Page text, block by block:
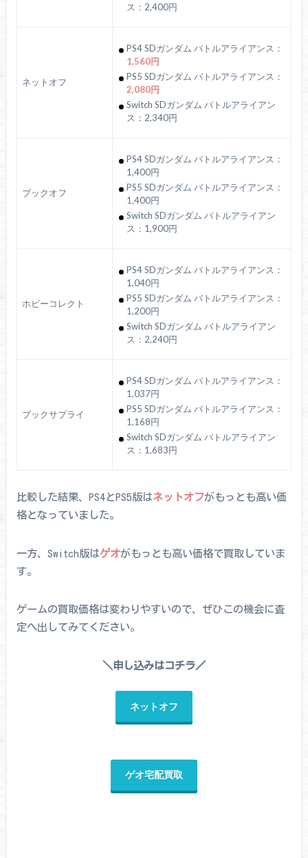
ス：2,400円
ネットオフ
PS4 SDガンダム バトルアライアンス：
1,560円
PS5 SDガンダム バトルアライアンス：
2,080円
Switch SDガンダム バトルアライアン
ス：2,340円
ブックオフ
PS4 SDガンダム バトルアライアンス：
1,400円
PS5 SDガンダム バトルアライアンス：
1,400円
Switch SDガンダム バトルアライアン
ス：1,900円
ホビーコレクト
PS4 SDガンダム バトルアライアンス：
1,040円
PS5 SDガンダム バトルアライアンス：
1,200円
Switch SDガンダム バトルアライアン
ス：2,240円
ブックサプライ
PS4 SDガンダム バトルアライアンス：
1,037円
PS5 SDガンダム バトルアライアンス：
1,168円
Switch SDガンダム バトルアライアン
ス：1,683円
比較した結果、PS4とPS5版はネットオフがもっとも高い価
格となっていました。
一方、Switch版はゲオがもっとも高い価格で買取していま
す。
ゲームの買取価格は変わりやすいので、ぜひこの機会に査
定へ出してみてください。
＼申し込みはコチラ／
ネットオフ
ゲオ宅配買取